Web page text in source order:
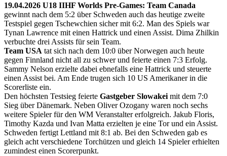
19.04.2026 U18 IIHF Worlds Pre-Games: Team Canada
gewinnt nach dem 5:2 über Schweden auch das heutige zweite
Testspiel gegen Tschewchien sicher mit 6:2. Man des Spiels war
Tynan Lawrence mit einen Hattrick und einen Assist. Dima Zhilkin
verbuchte drei Assists für sein Team.
Team USA tat sich nach dem 10:0 über Norwegen auch heute
gegen Finnland nicht all zu schwer und feierte einen 7:3 Erfolg.
Sammy Nelson erzielte dabei ebnefalls eine Hattrick und steuerte
einen Assist bei. Am Ende trugen sich 10 US Amerikaner in die
Scorerliste ein.
Den höchsten Testsieg feierte Gastgeber Slowakei mit dem 7:0
Sieg über Dänemark. Neben Oliver Ozogany waren noch sechs
weitere Spieler für den WM Veranstalter erfolgreich. Jakub Floris,
Timothy Kazda und Ivan Matta erzielten je eine Tor und ein Assist.
Schweden fertigt Lettland mit 8:1 ab. Bei den Schweden gab es
gleich acht verschiedene Torchützen und gleich 14 Spieler erhielten
zumindest einen Scorerpunkt.